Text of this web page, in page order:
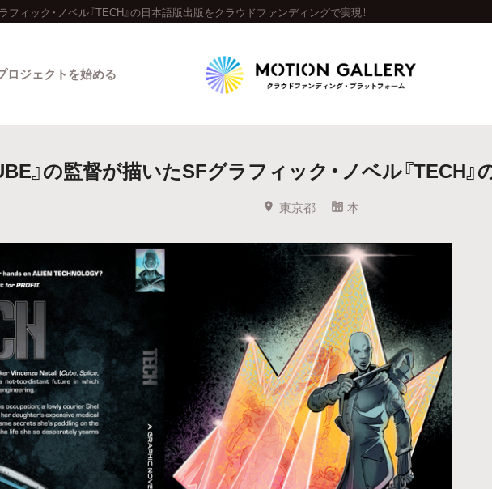
フィック・ノベル『TECH』の日本語版出版をクラウドファンディングで実現！
人気のプロジェクト 新着プロジェクト 終了間近のプロジ
Feature
カテゴリーから探す タグから探す キュレーターから探す
Legendary
最新達成プロジェクト 調達額が大きいプロジェクト
ロジェクトを始める
』の監督が描いたSFグラフィック・ノベル『TECH
東京都 本